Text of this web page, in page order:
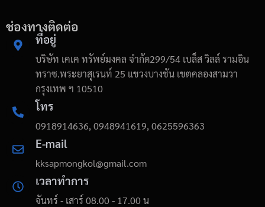
ช่องทางติดต่อ
ที่อยู่
บริษัท เคเค ทรัพย์มงคล จำกัด299/54 เบล็ส วิลล์ รามอิน
ทราซ.พระยาสุเรนท์ 25 แขวงบางชัน เขตคลองสามวา
กรุงเทพ ฯ 10510
โทร
0918914636, 0948941619, 0625596363
E-mail
kksapmongkol@gmail.com
เวลาทำการ
จันทร์ - เสาร์ 08.00 - 17.00 น